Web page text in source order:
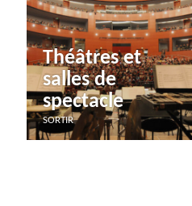
Théâtres et
salles de
spectacle
SORTIR